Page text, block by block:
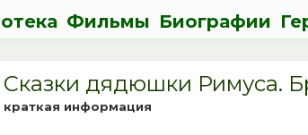
Фильмы Биографии
Сказки дядюшки Римуса.
краткая информация